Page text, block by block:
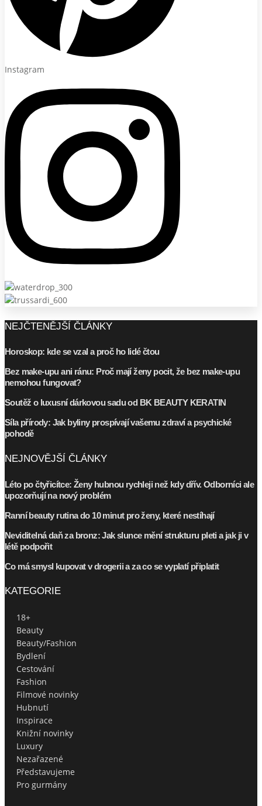
Instagram
NEJČTENĚJŠÍ ČLÁNKY
Horoskop: kde se vzal a proč ho lidé čtou
Bez make-upu ani ránu: Proč mají ženy pocit, že bez make-upu
nemohou fungovat?
Soutěž o luxusní dárkovou sadu od BK BEAUTY KERATIN
Síla přírody: Jak byliny prospívají vašemu zdraví a psychické
pohodě
NEJNOVĚJŠÍ ČLÁNKY
Léto po čtyřicítce: Ženy hubnou rychleji než kdy dřív. Odborníci ale
upozorňují na nový problém
Ranní beauty rutina do 10 minut pro ženy, které nestíhají
Neviditelná daň za bronz: Jak slunce mění strukturu pleti a jak ji v
létě podpořit
Co má smysl kupovat v drogerii a za co se vyplatí připlatit
KATEGORIE
18+
Beauty
Beauty/Fashion
Bydlení
Cestování
Fashion
Filmové novinky
Hubnutí
Inspirace
Knižní novinky
Luxury
Nezařazené
Představujeme
Pro gurmány